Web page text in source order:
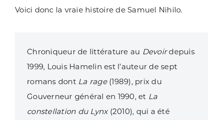
Voici donc la vraie histoire de Samuel Nihilo.
Chroniqueur de littérature au Devoirdepuis
1999, Louis Hamelin est l’auteur de sept
romans dont La rage (1989), prix du
Gouverneur général en 1990, et La
constellation du Lynx(2010), qui a été